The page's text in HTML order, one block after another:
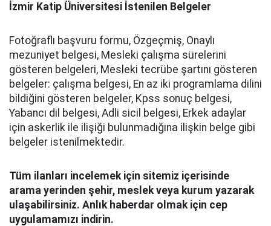
İzmir Katip Üniversitesi İstenilen Belgeler
Fotoğraflı başvuru formu, Özgeçmiş, Onaylı
mezuniyet belgesi, Mesleki çalışma sürelerini
gösteren belgeleri, Mesleki tecrübe şartını gösteren
belgeler: çalışma belgesi, En az iki programlama dilini
bildiğini gösteren belgeler, Kpss sonuç belgesi,
Yabancı dil belgesi, Adli sicil belgesi, Erkek adaylar
için askerlik ile ilişiği bulunmadığına ilişkin belge gibi
belgeler istenilmektedir.
Tüm ilanları incelemek için sitemiz içerisinde
arama yerinden şehir, meslek veya kurum yazarak
ulaşabilirsiniz. Anlık haberdar olmak için cep
uygulamamızı indirin.